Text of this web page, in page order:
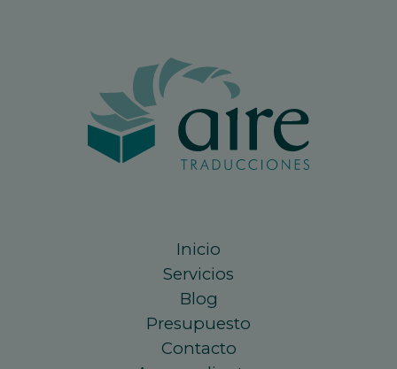
Inicio
Servicios
Blog
Presupuesto
Contacto